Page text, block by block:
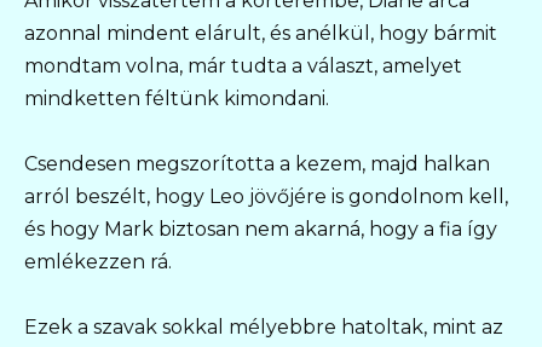
azonnal mindent elárult, és anélkül, hogy bármit
mondtam volna, már tudta a választ, amelyet
mindketten féltünk kimondani.
Csendesen megszorította a kezem, majd halkan
arról beszélt, hogy Leo jövőjére is gondolnom kell,
és hogy Mark biztosan nem akarná, hogy a fia így
emlékezzen rá.
Ezek a szavak sokkal mélyebbre hatoltak, mint az